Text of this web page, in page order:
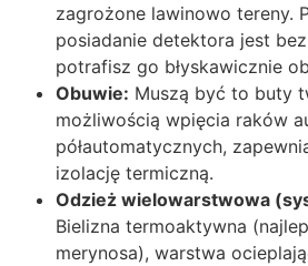
zagrożone lawinowo tereny.
posiadanie detektora jest
potrafisz go błyskawicznie
Obuwie: Muszą być to buty
możliwością wpięcia raków
półautomatycznych,
izolację termiczną.
Odzież wielowarstwowa
Bielizna termoaktywna
merynosa), warstwa